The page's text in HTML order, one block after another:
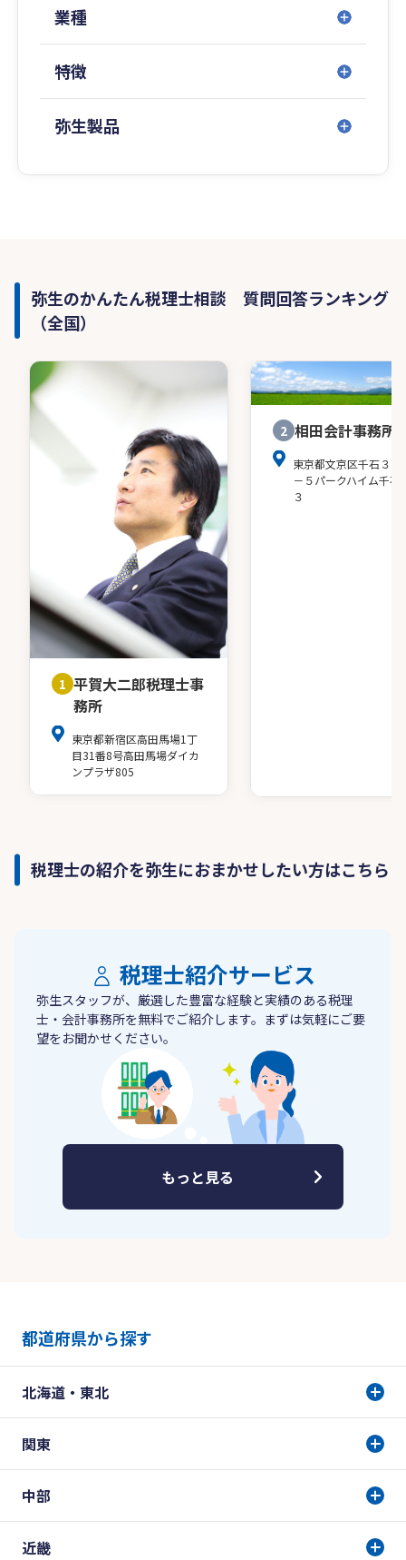
業種
特徴
弥生製品
弥生のかんたん税理士相談 質問回答ランキング
（全国）
1 平賀大二郎税理士事
務所
東京都新宿区高田馬場1丁
目31番8号高田馬場ダイカ
ンプラザ805
2 相田会計事務所
東京都文京区千石３－
－５パークハイム千石
３
税理士の紹介を弥生におまかせしたい方はこちら
税理士紹介サービス
弥生スタッフが、厳選した豊富な経験と実績のある税理
士・会計事務所を無料でご紹介します。まずは気軽にご要
望をお聞かせください。
もっと見る
都道府県から探す
北海道・東北
関東
中部
近畿